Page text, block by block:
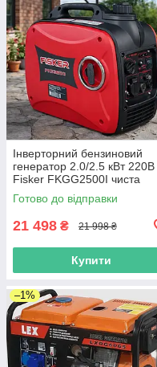
Інверторний бензиновий
генератор 2.0/2.5 кВт 220В
Fisker FKGG2500I чиста
синусоїда тихий
генератор для дому дачі
Готово до відправки
21 498 ₴ 21 998 ₴
Купити
–1%